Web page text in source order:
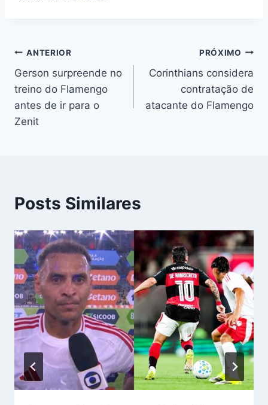
Navegação
de
Post
ANTERIOR
Gerson surpreende no
treino do Flamengo
antes de ir para o
Zenit
PRÓXIMO
Corinthians considera
contratação de
atacante do Flamengo
Posts Similares